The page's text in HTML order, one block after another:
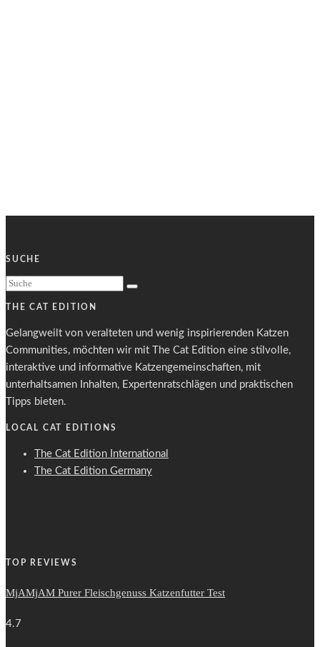
SUCHE
THE CAT EDITION
Gelangweilt von veralteten und wenig inspirierenden Katzen
Communities, möchten wir mit The Cat Edition eine stilvolle,
interaktive und informative Katzengemeinschaften, mit
unterhaltsamen Inhalten, Expertenratschlägen und praktischen
Tipps bieten.
LOCAL CAT EDITIONS
The Cat Edition International
The Cat Edition Germany
TOP REVIEWS
MjAMjAM Purer Fleischgenuss Katzenfutter Test
4.7